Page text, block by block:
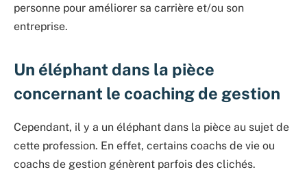
personne pour améliorer sa carrière et/ou son
entreprise.
Un éléphant dans la pièce
concernant le coaching de gestion
Cependant, il y a un éléphant dans la pièce au sujet de
cette profession. En effet, certains coachs de vie ou
coachs de gestion génèrent parfois des clichés.